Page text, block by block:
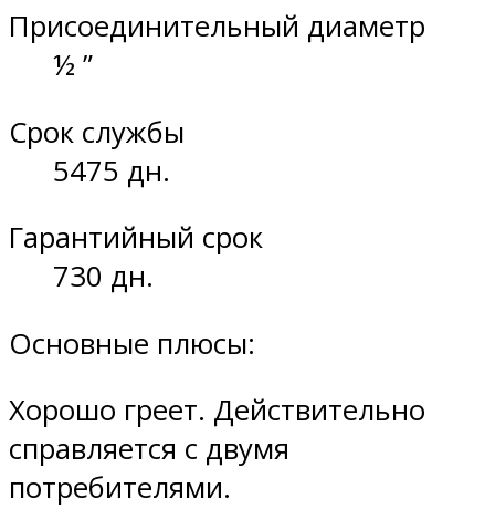
Присоединительный диаметр
½ ”
Срок службы
5475 дн.
Гарантийный срок
730 дн.
Основные плюсы:
Хорошо греет. Действительно
справляется с двумя
потребителями.